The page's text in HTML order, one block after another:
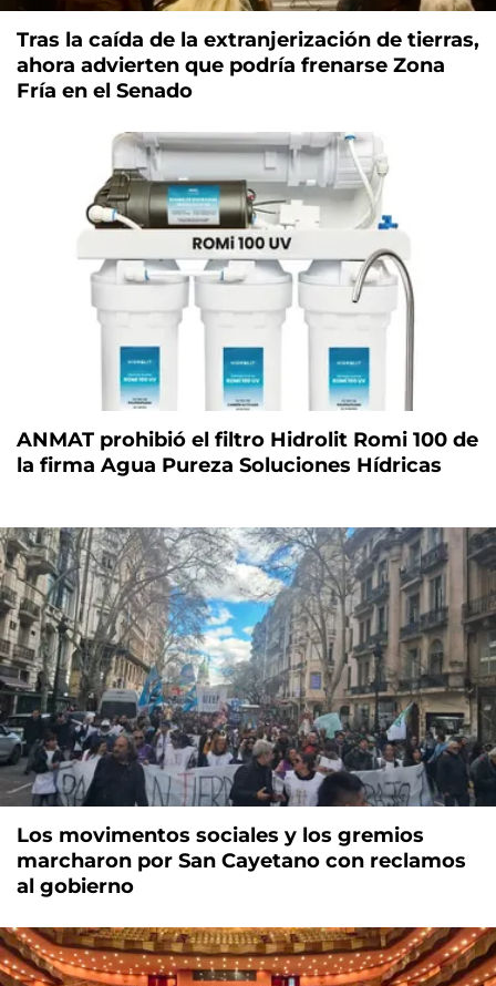
Tras la caída de la extranjerización de tierras,
ahora advierten que podría frenarse Zona
Fría en el Senado
ANMAT prohibió el filtro Hidrolit Romi 100 de
la firma Agua Pureza Soluciones Hídricas
Los movimentos sociales y los gremios
marcharon por San Cayetano con reclamos
al gobierno